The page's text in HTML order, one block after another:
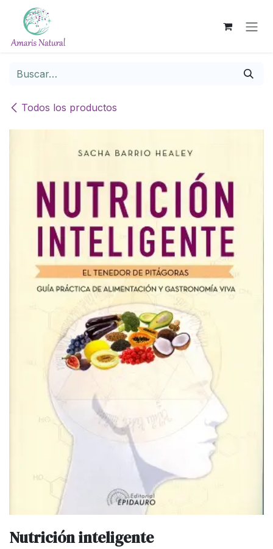
Ir al contenido
Todos los productos
Nutrición inteligente